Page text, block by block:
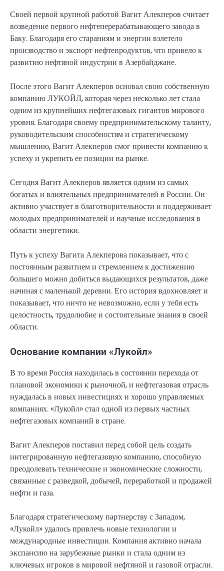
Своей первой крупной работой Вагит Алекперов считает
возведение первого нефтеперерабатывающего завода в
Баку. Благодаря его стараниям и энергии взлетело
производство и экспорт нефтепродуктов, что привело к
развитию нефтяной индустрии в Азербайджане.
После этого Вагит Алекперов основал свою собственную
компанию ЛУКОЙЛ, которая через несколько лет стала
одним из крупнейших нефтегазовых гигантов мирового
уровня. Благодаря своему предпринимательскому таланту,
руководительским способностям и стратегическому
мышлению, Вагит Алекперов смог привести компанию к
успеху и укрепить ее позиции на рынке.
Сегодня Вагит Алекперов является одним из самых
богатых и влиятельных предпринимателей в России. Он
активно участвует в благотворительности и поддерживает
молодых предпринимателей и научные исследования в
области энергетики.
Путь к успеху Вагита Алекперова показывает, что с
постоянным развитием и стремлением к достижению
большего можно добиться выдающихся результатов, даже
начиная с маленькой деревни. Его история вдохновляет и
показывает, что ничто не невозможно, если у тебя есть
целостность, трудолюбие и состоятельные знания в своей
области.
Основание компании «Лукойл»
В то время Россия находилась в состоянии перехода от
плановой экономики к рыночной, и нефтегазовая отрасль
нуждалась в новых инвестициях и хорошо управляемых
компаниях. «Лукойл» стал одной из первых частных
нефтегазовых компаний в стране.
Вагит Алекперов поставил перед собой цель создать
интегрированную нефтегазовую компанию, способную
преодолевать технические и экономические сложности,
связанные с разведкой, добычей, переработкой и продажей
нефти и газа.
Благодаря стратегическому партнерству с Западом,
«Лукойл» удалось привлечь новые технологии и
международные инвестиции. Компания активно начала
экспансию на зарубежные рынки и стала одним из
ключевых игроков в мировой нефтяной и газовой отрасли.